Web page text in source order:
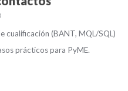
cualificación (BANT, MQL/SQL)
prácticos para PyME.